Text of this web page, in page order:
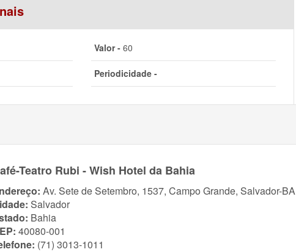
Valor -60
Periodicidade -
Teatro Rubi - Wish Hotel da Bahia
Av. Sete de Setembro, 1537, Campo Grande, Salvador-BA
Salvador
Bahia
40080-001
(71) 3013-1011